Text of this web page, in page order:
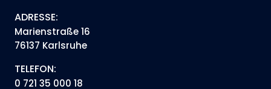
ADRESSE:
Marienstraße 16
76137 Karlsruhe
TELEFON:
0 721 35 000 18